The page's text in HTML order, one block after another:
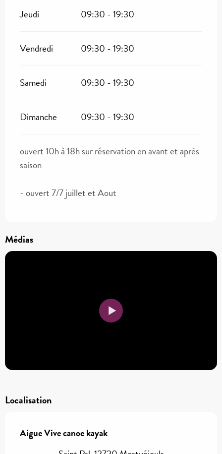
Jeudi 09:30 - 19:30
Vendredi 09:30 - 19:30
Samedi 09:30 - 19:30
Dimanche 09:30 - 19:30
ouvert 10h à 18h sur réservation en avant et après
saison
- ouvert 7/7 juillet et Aout
Médias
Localisation
Aigue Vive canoe kayak